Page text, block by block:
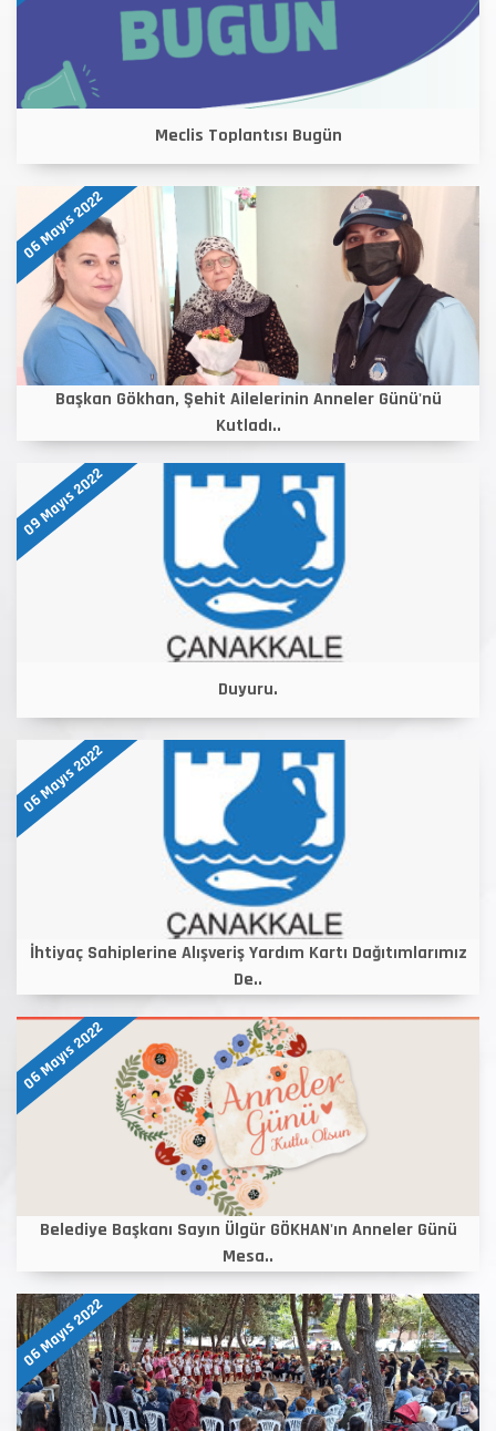
Meclis Toplantısı Bugün
06 Mayıs 2022
Başkan Gökhan, Şehit Ailelerinin Anneler Günü'nü
Kutladı..
09 Mayıs 2022
Duyuru.
06 Mayıs 2022
İhtiyaç Sahiplerine Alışveriş Yardım Kartı Dağıtımlarımız
De..
06 Mayıs 2022
Belediye Başkanı Sayın Ülgür GÖKHAN'ın Anneler Günü
Mesa..
06 Mayıs 2022